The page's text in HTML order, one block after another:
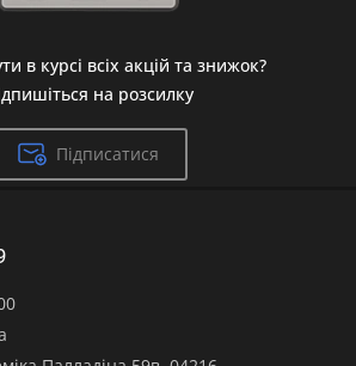
в курсі всіх акцій та знижок?
на розсилку
Підписатися